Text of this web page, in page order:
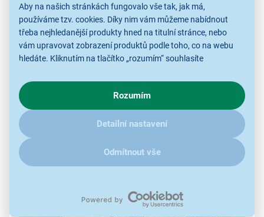
Aby na našich stránkách fungovalo vše tak, jak má,
používáme tzv. cookies. Díky nim vám můžeme nabídnout
třeba nejhledanější produkty hned na titulní stránce, nebo
vám upravovat zobrazení produktů podle toho, co na webu
hledáte. Kliknutím na tlačítko „rozumím“ souhlasíte
chování na webu pro zobrazení cílených reklam. Pokud vás
zajímají detaily, jak u nás s cookies a dalšími údaji pracujeme,
kliknětesem.
Rozumím
Detailní nastavení
Odmítnout vše
Sluchátka s mikrofonem Shokz OpenMeet
UC USB-C, black
78g ultralehká konstrukce
technologie TitaniumFlex
aplikace Shokz Connect
bezdrátový adaptér Loop120 s USB-C